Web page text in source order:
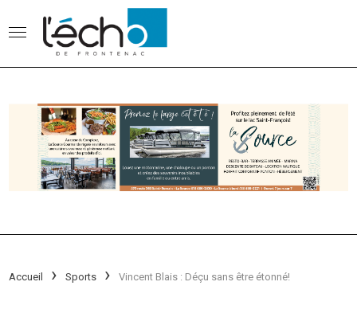
Accueil Sports Vincent Blais : Déçu sans être étonné!